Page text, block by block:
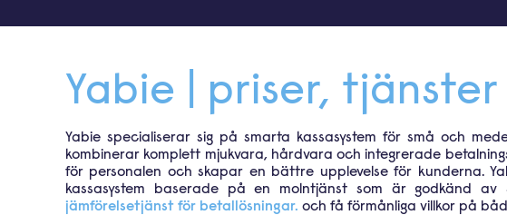
Yabie | priser,
Yabie specialiserar sig på smarta kassasystem för små och
kombinerar komplett mjukvara, hårdvara och integrerade
för personalen och skapar en bättre upplevelse för kunderna.
kassasystem baserade på en molntjänst som är godkänd av
jämförelsetjänst för betallösningar. och få förmånliga villkor på